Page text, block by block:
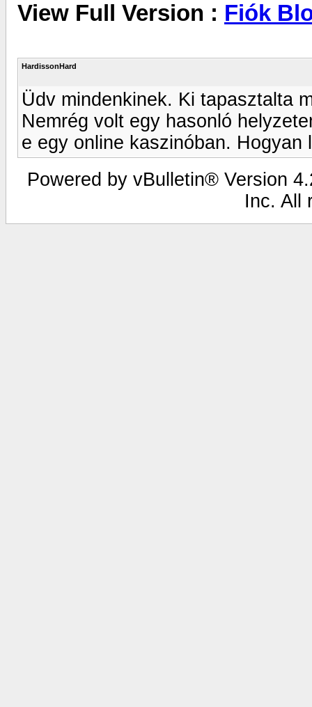
View Full Version : Fiók
HardissonHard
Üdv mindenkinek. Ki tapasztalta
Nemrég volt egy hasonló
e egy online kaszinóban.
Powered by vBulletin® Version
Inc. All